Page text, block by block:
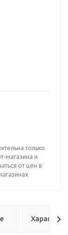
только
магазина и
от цен в